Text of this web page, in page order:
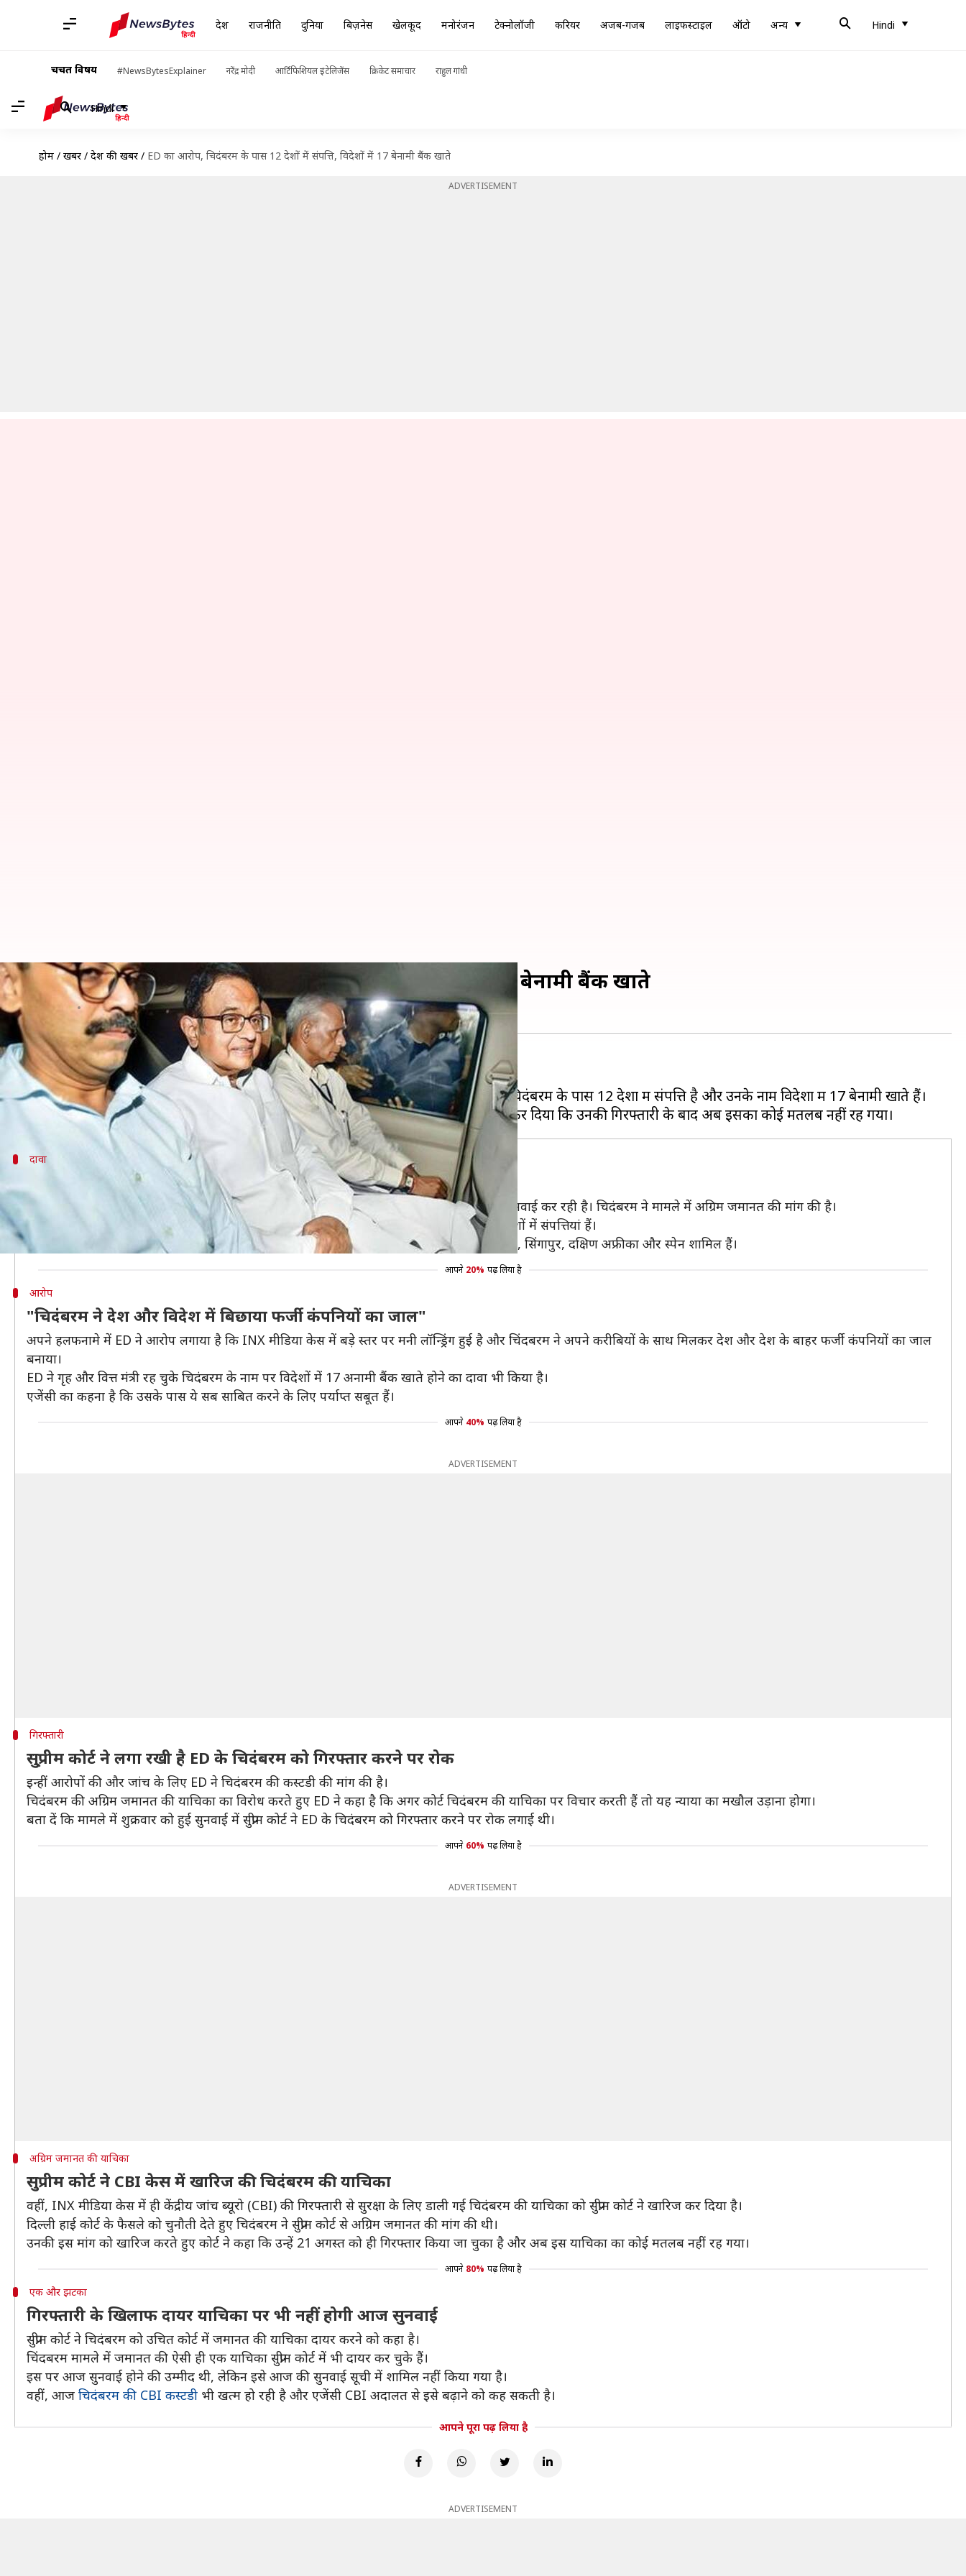
देश राजनीति दुनिया बिज़नेस खेलकूद मनोरंजन टेक्नोलॉजी करियर अजब-गजब लाइफस्टाइल ऑटो अन्य Hindi
चर्चित विषय #NewsBytesExplainer नरेंद्र मोदी आर्टिफिशियल इंटेलिजेंस क्रिकेट समाचार राहुल गांधी
Hindi
होम / खबरें / देश की खबरें / ED का आरोप, चिदंबरम के पास 12 देशों में संपत्ति, विदेशों में 17 बेनामी बैंक खाते
ADVERTISEMENT
ED का आरोप, चिदंबरम के पास 12 देशों में संपत्ति, विदेशों में 17 बेनामी बैंक खाते
लेखन Aug 26, 2019 01:43 pm
क्या है खबर?
INX मीडिया केस में पूर्व केंद्रीय मंत्री पी चिदंबरम की मुश्किलें बढ़ती जा रही हैं।
सोमवार को एक तरफ प्रवर्तन निदेशालय (ED) ने सुप्रीम कोर्ट में हलफनामा दाखिल कर कहा है कि चिदंबरम के पास 12 देशों में संपत्ति है और उनके नाम विदेशों में 17 बेनामी खाते हैं।
दावा
ED का दावा, इन देशों में हैं चिदंबरम की संपत्तियां
दरअसल, सुप्रीम कोर्ट INX मीडिया केस में ED की गिरफ्तारी से सुरक्षा के लिए चिदंबरम की याचिका पर सुनवाई कर रही है। चिदंबरम ने मामले में अग्रिम जमानत की मांग की है।
वहीं, चिदंबरम की कस्टडी की मांग कर रही ED ने कोर्ट में हलफनामा दाखिल कर कहा है कि उनकी 12 देशों में संपत्तियां हैं।
इन देशों में ऑस्ट्रिया, अर्जेंटीना, फ्रांस, ब्रिटिश वर्जिन आइलैंड, मलेशिया, मोनाको, ग्रीस, फिलीपींस, श्रीलंका, सिंगापुर, दक्षिण अफ्रीका और स्पेन शामिल हैं।
आपने 20% पढ़ लिया है
आरोप
"चिदंबरम ने देश और विदेश में बिछाया फर्जी कंपनियों का जाल"
अपने हलफनामे में ED ने आरोप लगाया है कि INX मीडिया केस में बड़े स्तर पर मनी लॉन्ड्रिंग हुई है और चिंदबरम ने अपने करीबियों के साथ मिलकर देश और देश के बाहर फर्जी कंपनियों का जाल
बनाया।
ED ने गृह और वित्त मंत्री रह चुके चिदंबरम के नाम पर विदेशों में 17 अनामी बैंक खाते होने का दावा भी किया है।
एजेंसी का कहना है कि उसके पास ये सब साबित करने के लिए पर्याप्त सबूत हैं।
आपने 40% पढ़ लिया है
ADVERTISEMENT
गिरफ्तारी
सु्प्रीम कोर्ट ने लगा रखी है ED के चिदंबरम को गिरफ्तार करने पर रोक
इन्हीं आरोपों की और जांच के लिए ED ने चिदंबरम की कस्टडी की मांग की है।
चिदंबरम की अग्रिम जमानत की याचिका का विरोध करते हुए ED ने कहा है कि अगर कोर्ट चिदंबरम की याचिका पर विचार करती हैं तो यह न्याया का मखौल उड़ाना होगा।
बता दें कि मामले में शुक्रवार को हुई सुनवाई में सुप्रीम कोर्ट ने ED के चिदंबरम को गिरफ्तार करने पर रोक लगाई थी।
आपने 60% पढ़ लिया है
ADVERTISEMENT
अग्रिम जमानत की याचिका
सुप्रीम कोर्ट ने CBI केस में खारिज की चिदंबरम की याचिका
वहीं, INX मीडिया केस में ही केंद्रीय जांच ब्यूरो (CBI) की गिरफ्तारी से सुरक्षा के लिए डाली गई चिदंबरम की याचिका को सुप्रीम कोर्ट ने खारिज कर दिया है।
दिल्ली हाई कोर्ट के फैसले को चुनौती देते हुए चिदंबरम ने सुप्रीम कोर्ट से अग्रिम जमानत की मांग की थी।
उनकी इस मांग को खारिज करते हुए कोर्ट ने कहा कि उन्हें 21 अगस्त को ही गिरफ्तार किया जा चुका है और अब इस याचिका का कोई मतलब नहीं रह गया।
आपने 80% पढ़ लिया है
एक और झटका
गिरफ्तारी के खिलाफ दायर याचिका पर भी नहीं होगी आज सुनवाई
सुप्रीम कोर्ट ने चिदंबरम को उचित कोर्ट में जमानत की याचिका दायर करने को कहा है।
चिंदबरम मामले में जमानत की ऐसी ही एक याचिका सुप्रीम कोर्ट में भी दायर कर चुके हैं।
इस पर आज सुनवाई होने की उम्मीद थी, लेकिन इसे आज की सुनवाई सूची में शामिल नहीं किया गया है।
वहीं, आज चिदंबरम की CBI कस्टडी भी खत्म हो रही है और एजेंसी CBI अदालत से इसे बढ़ाने को कह सकती है।
आपने पूरा पढ़ लिया है
ADVERTISEMENT